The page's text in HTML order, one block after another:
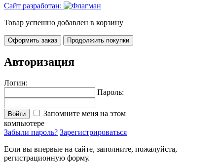
Сайт разработан:
Товар успешно добавлен в корзину
Оформить заказ Продолжить покупки
Авторизация
Логин:
Пароль:
Войти
Запомните меня на этом
компьютере
Забыли пароль? Зарегистрироваться
Если вы впервые на сайте, заполните, пожалуйста,
регистрационную форму.